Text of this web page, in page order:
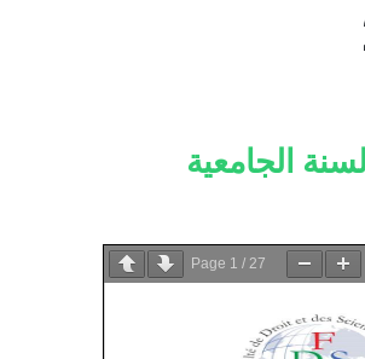
الجامعية
Page 1 / 27